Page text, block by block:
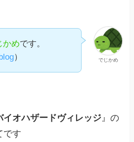
でじかめ
かめです。
）
イオハザードヴィレッジ 』の
です